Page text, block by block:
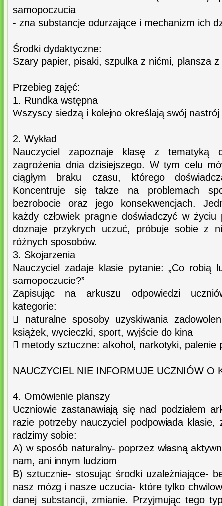
samopoczucia
- zna substancje odurzające i mechanizm ich
Środki dydaktyczne:
Szary papier, pisaki, szpulka z nićmi, plansza
Przebieg zajęć:
1. Rundka wstępna
Wszyscy siedzą i kolejno określają swój
2. Wykład
Nauczyciel zapoznaje klasę z tematyką
zagrożenia dnia dzisiejszego. W tym celu
ciągłym braku czasu, którego
Koncentruje się także na problemach
bezrobocie oraz jego konsekwencjach.
każdy człowiek pragnie doświadczyć w
doznaje przykrych uczuć, próbuje sobie z
różnych sposobów.
3. Skojarzenia
Nauczyciel zadaje klasie pytanie: „Co robią
samopoczucie?”
Zapisując na arkuszu odpowiedzi
kategorie:
 naturalne sposoby uzyskiwania
książek, wycieczki, sport, wyjście do kina
 metody sztuczne: alkohol, narkotyki, palenie
NAUCZYCIEL NIE INFORMUJE UCZNIÓW O
4. Omówienie planszy
Uczniowie zastanawiają się nad podziałem
razie potrzeby nauczyciel podpowiada klasie,
radzimy sobie:
A) w sposób naturalny- poprzez własną
nam, ani innym ludziom
B) sztucznie- stosując środki uzależniające-
nasz mózg i nasze uczucia- które tylko
danej substancji, zmianie. Przyjmując tego